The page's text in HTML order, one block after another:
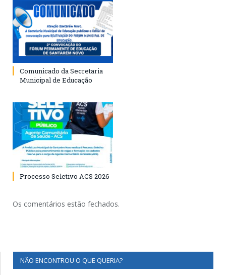
Comunicado da Secretaria
Municipal de Educação
Processo Seletivo ACS 2026
Os comentários estão fechados.
NÃO ENCONTROU O QUE QUERIA?